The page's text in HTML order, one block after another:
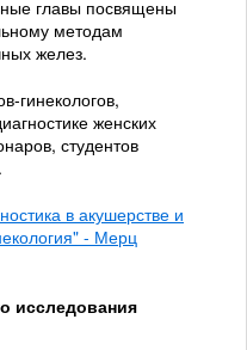
главы посвящены
методам
желез.
гинекологов,
женских
студентов
в акушерстве и
- Мерц
исследования